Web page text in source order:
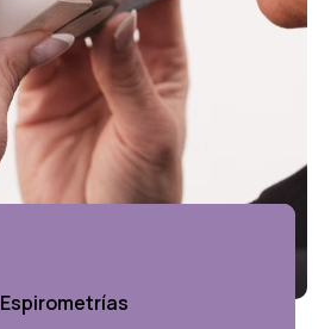
Espirometrías